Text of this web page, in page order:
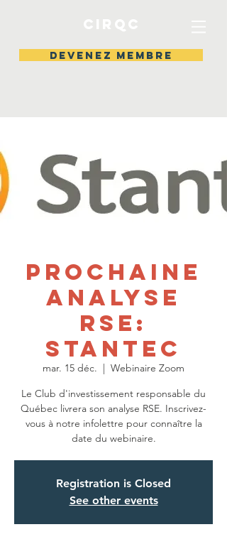
DEVENEZ MEMBRE
Prochaine
Analyse
RSE:
Stantec
mar. 15 déc.
  |
Webinaire Zoom
Le Club d'investissement responsable du
Québec livrera son analyse RSE. Inscrivez-
vous à notre infolettre pour connaître la
date du webinaire.
Registration is Closed
See other events